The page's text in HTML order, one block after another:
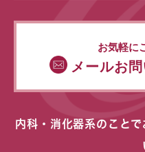
お気軽に
メールお
内科・消化器系のこと